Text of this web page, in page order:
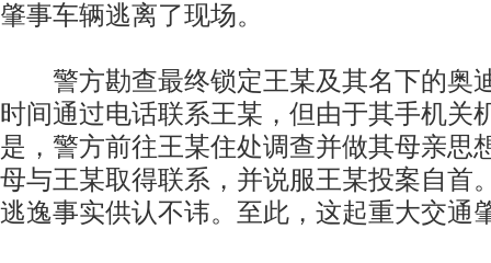
肇事车辆逃离了现场。
警方勘查最终锁定王某及其名下的奥
时间通过电话联系王某，但由于其手机关
是，警方前往王某住处调查并做其母亲思
母与王某取得联系，并说服王某投案自首
逃逸事实供认不讳。至此，这起重大交通